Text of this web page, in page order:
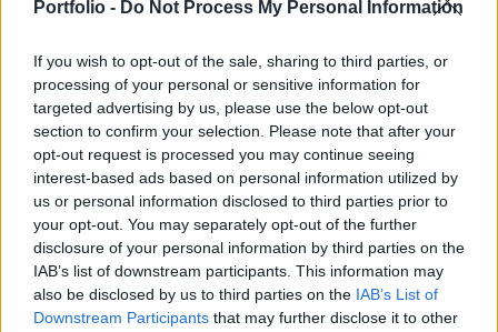
Portfolio - Do Not Process My Personal Information
If you wish to opt-out of the sale, sharing to third parties, or
processing of your personal or sensitive information for
targeted advertising by us, please use the below opt-out
section to confirm your selection. Please note that after your
opt-out request is processed you may continue seeing
interest-based ads based on personal information utilized by
us or personal information disclosed to third parties prior to
your opt-out. You may separately opt-out of the further
disclosure of your personal information by third parties on the
IAB’s list of downstream participants. This information may
also be disclosed by us to third parties on the IAB’s List of
Downstream Participants that may further disclose it to other
termékekre vet ki vámot, tovább esett az
árfolyamok.
2018. szeptember 17. 22:03 Megosztás Eséssel zártak a
tőzsdék Trump bejelentése (pontosabban annak a
bejelentése, hogy rövidesen bejelent valamit) tovább
rontotta az amerikai befektetők amúgy sem fényes kedvét,
így a három nagy tőzsdeindex mindegyike...
KEDVES OLVASÓNK!